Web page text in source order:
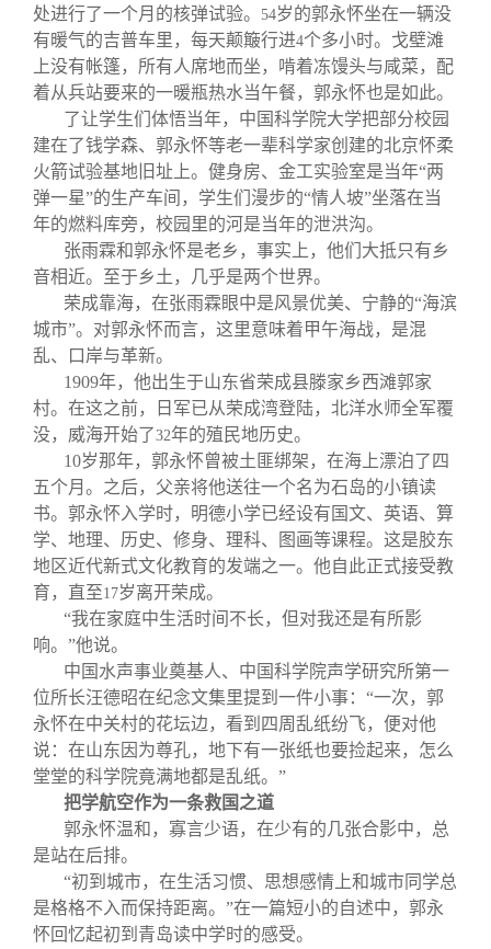
处进行了一个月的核弹试验。 54岁的郭永怀坐在一辆没
有暖气的吉普车里，每天颠簸行进4个多小时。戈壁滩
上没有帐篷，所有人席地而坐，啃着冻馒头与咸菜，配
着从兵站要来的一暖瓶热水当午餐，郭永怀也是如此。
了让学生们体悟当年，中国科学院大学把部分校园
建在了钱学森、郭永怀等老一辈科学家创建的北京怀柔
火箭试验基地旧址上。健身房、金工实验室是当年“两
弹一星”的生产车间，学生们漫步的“情人坡”坐落在当
年的燃料库旁，校园里的河是当年的泄洪沟。
张雨霖和郭永怀是老乡，事实上，他们大抵只有乡
音相近。至于乡土，几乎是两个世界。
荣成靠海，在张雨霖眼中是风景优美、宁静的“海滨
城市”。对郭永怀而言，这里意味着甲午海战，是混
乱、口岸与革新。
1909年，他出生于山东省荣成县滕家乡西滩郭家
村。在这之前，日军已从荣成湾登陆，北洋水师全军覆
没，威海开始了32年的殖民地历史。
10岁那年，郭永怀曾被土匪绑架，在海上漂泊了四
五个月。之后，父亲将他送往一个名为石岛的小镇读
书。郭永怀入学时，明德小学已经设有国文、英语、算
学、地理、历史、修身、理科、图画等课程。这是胶东
地区近代新式文化教育的发端之一。他自此正式接受教
育，直至17岁离开荣成。
“我在家庭中生活时间不长，但对我还是有所影
响。”他说。
中国水声事业奠基人、中国科学院声学研究所第一
位所长汪德昭在纪念文集里提到一件小事：“一次，郭
永怀在中关村的花坛边，看到四周乱纸纷飞，便对他
说：在山东因为尊孔，地下有一张纸也要捡起来，怎么
堂堂的科学院竟满地都是乱纸。”
把学航空作为一条救国之道
郭永怀温和，寡言少语，在少有的几张合影中，总
是站在后排。
“初到城市，在生活习惯、思想感情上和城市同学总
是格格不入而保持距离。”在一篇短小的自述中，郭永
怀回忆起初到青岛读中学时的感受。